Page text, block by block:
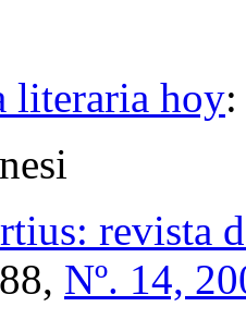
literaria hoy
revista
Nº. 14,